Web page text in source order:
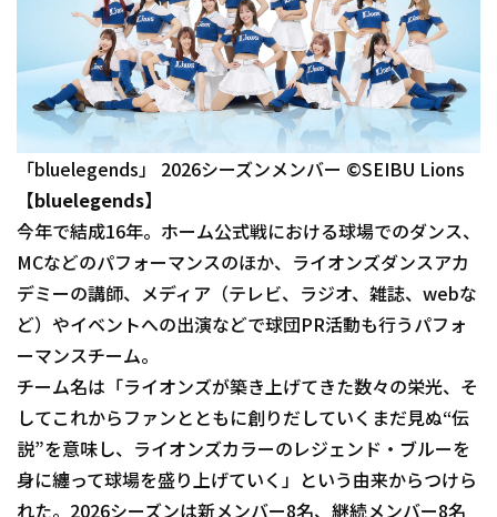
「bluelegends」 2026シーズンメンバー ©SEIBU Lions
【bluelegends】
今年で結成16年。ホーム公式戦における球場でのダンス、
MCなどのパフォーマンスのほか、ライオンズダンスアカ
デミーの講師、メディア（テレビ、ラジオ、雑誌、webな
ど）やイベントへの出演などで球団PR活動も行うパフォ
ーマンスチーム。
チーム名は「ライオンズが築き上げてきた数々の栄光、そ
してこれからファンとともに創りだしていくまだ見ぬ“伝
説”を意味し、ライオンズカラーのレジェンド・ブルーを
身に纏って球場を盛り上げていく」という由来からつけら
れた。2026シーズンは新メンバー8名、継続メンバー8名